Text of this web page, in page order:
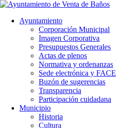
Ayuntamiento
Corporación Municipal
Imagen Corporativa
Presupuestos Generales
Actas de plenos
Normativa y ordenanzas
Sede electrónica y FACE
Buzón de sugerencias
Transparencia
Participación cuidadana
Municipio
Historia
Cultura